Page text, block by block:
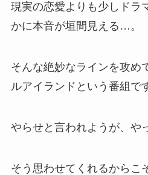
現実の恋愛よりも少しドラ
かに本音が垣間見える…。
そんな絶妙なラインを攻め
ルアイランドという番組で
やらせと言われようが、や
そう思わせてくれるからこ